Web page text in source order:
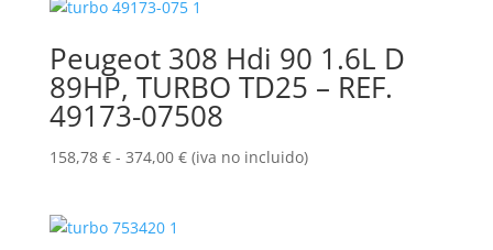
desde
hasta
371,80 €
Peugeot 308 Hdi 90 1.6L D
89HP, TURBO TD25 – REF.
49173-07508
158,78 € - 374,00 €Rango
(iva no incluido)